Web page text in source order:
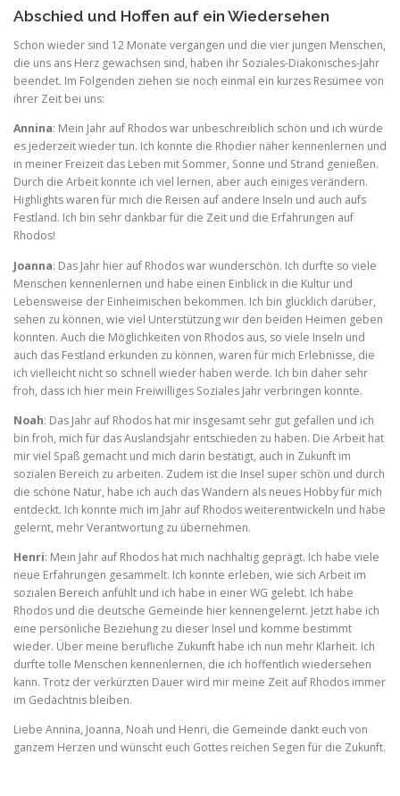
Abschied und Hoffen auf ein Wiedersehen
Schon wieder sind 12 Monate vergangen und die vier jungen Menschen,
die uns ans Herz gewachsen sind, haben ihr Soziales-Diakonisches-Jahr
beendet. Im Folgenden ziehen sie noch einmal ein kurzes Resümee von
ihrer Zeit bei uns:
Annina: Mein Jahr auf Rhodos war unbeschreiblich schön und ich würde
es jederzeit wieder tun. Ich konnte die Rhodier näher kennenlernen und
in meiner Freizeit das Leben mit Sommer, Sonne und Strand genießen.
Durch die Arbeit konnte ich viel lernen, aber auch einiges verändern.
Highlights waren für mich die Reisen auf andere Inseln und auch aufs
Festland. Ich bin sehr dankbar für die Zeit und die Erfahrungen auf
Rhodos!
Joanna: Das Jahr hier auf Rhodos war wunderschön. Ich durfte so viele
Menschen kennenlernen und habe einen Einblick in die Kultur und
Lebensweise der Einheimischen bekommen. Ich bin glücklich darüber,
sehen zu können, wie viel Unterstützung wir den beiden Heimen geben
konnten. Auch die Möglichkeiten von Rhodos aus, so viele Inseln und
auch das Festland erkunden zu können, waren für mich Erlebnisse, die
ich vielleicht nicht so schnell wieder haben werde. Ich bin daher sehr
froh, dass ich hier mein Freiwilliges Soziales Jahr verbringen konnte.
Noah: Das Jahr auf Rhodos hat mir insgesamt sehr gut gefallen und ich
bin froh, mich für das Auslandsjahr entschieden zu haben. Die Arbeit hat
mir viel Spaß gemacht und mich darin bestätigt, auch in Zukunft im
sozialen Bereich zu arbeiten. Zudem ist die Insel super schön und durch
die schöne Natur, habe ich auch das Wandern als neues Hobby für mich
entdeckt. Ich konnte mich im Jahr auf Rhodos weiterentwickeln und habe
gelernt, mehr Verantwortung zu übernehmen.
Henri: Mein Jahr auf Rhodos hat mich nachhaltig geprägt. Ich habe viele
neue Erfahrungen gesammelt. Ich konnte erleben, wie sich Arbeit im
sozialen Bereich anfühlt und ich habe in einer WG gelebt. Ich habe
Rhodos und die deutsche Gemeinde hier kennengelernt. Jetzt habe ich
eine persönliche Beziehung zu dieser Insel und komme bestimmt
wieder. Über meine berufliche Zukunft habe ich nun mehr Klarheit. Ich
durfte tolle Menschen kennenlernen, die ich hoffentlich wiedersehen
kann. Trotz der verkürzten Dauer wird mir meine Zeit auf Rhodos immer
im Gedächtnis bleiben.
Liebe Annina, Joanna, Noah und Henri, die Gemeinde dankt euch von
ganzem Herzen und wünscht euch Gottes reichen Segen für die Zukunft.